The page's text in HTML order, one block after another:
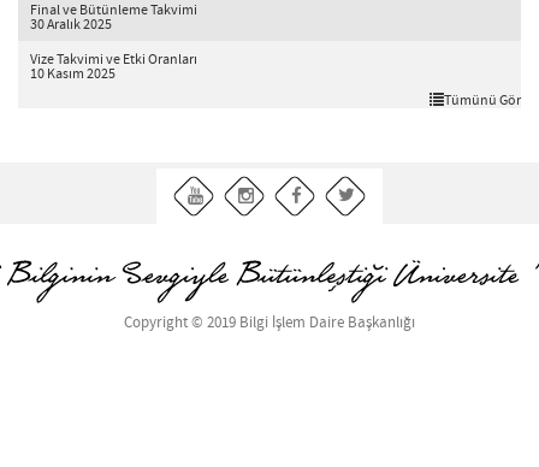
Final ve Bütünleme Takvimi
30 Aralık 2025
Vize Takvimi ve Etki Oranları
10 Kasım 2025
Tümünü Gör
Copyright © 2019 Bilgi İşlem Daire Başkanlığı